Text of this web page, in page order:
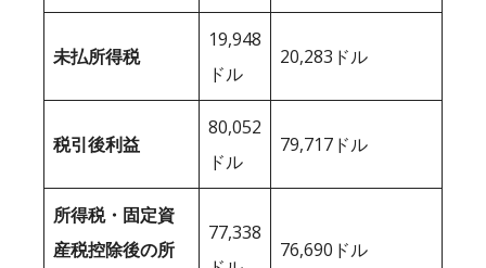
未払所得税
19,948
ドル
20,283ドル
税引後利益
80,052
ドル
79,717ドル
所得税・固定資
産税控除後の所
77,338
76,690ドル